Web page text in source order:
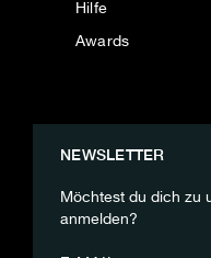
Hilfe
Awards
NEWSLETTER
Möchtest du dich zu
anmelden?